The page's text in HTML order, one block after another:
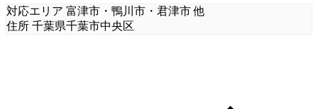
対応エリア 富津市・鴨川市・君津市 他
住所 千葉県千葉市中央区